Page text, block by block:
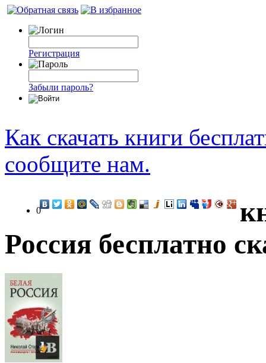
Регистрация
Забыли пароль?
Как скачать книги
сообщите нам.
0
Россия бесплатно